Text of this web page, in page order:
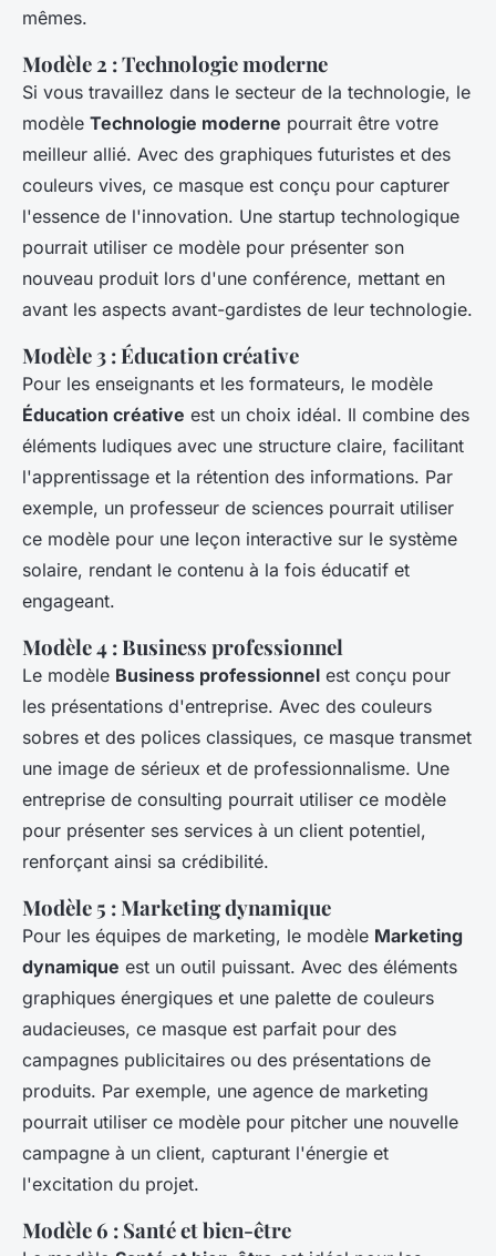
mêmes.
Modèle 2 : Technologie moderne
Si vous travaillez dans le secteur de la technologie, le
modèle Technologie moderne pourrait être votre
meilleur allié. Avec des graphiques futuristes et des
couleurs vives, ce masque est conçu pour capturer
l'essence de l'innovation. Une startup technologique
pourrait utiliser ce modèle pour présenter son
nouveau produit lors d'une conférence, mettant en
avant les aspects avant-gardistes de leur technologie.
Modèle 3 : Éducation créative
Pour les enseignants et les formateurs, le modèle
Éducation créative est un choix idéal. Il combine des
éléments ludiques avec une structure claire, facilitant
l'apprentissage et la rétention des informations. Par
exemple, un professeur de sciences pourrait utiliser
ce modèle pour une leçon interactive sur le système
solaire, rendant le contenu à la fois éducatif et
engageant.
Modèle 4 : Business professionnel
Le modèle Business professionnel est conçu pour
les présentations d'entreprise. Avec des couleurs
sobres et des polices classiques, ce masque transmet
une image de sérieux et de professionnalisme. Une
entreprise de consulting pourrait utiliser ce modèle
pour présenter ses services à un client potentiel,
renforçant ainsi sa crédibilité.
Modèle 5 : Marketing dynamique
Pour les équipes de marketing, le modèle Marketing
dynamique est un outil puissant. Avec des éléments
graphiques énergiques et une palette de couleurs
audacieuses, ce masque est parfait pour des
campagnes publicitaires ou des présentations de
produits. Par exemple, une agence de marketing
pourrait utiliser ce modèle pour pitcher une nouvelle
campagne à un client, capturant l'énergie et
l'excitation du projet.
Modèle 6 : Santé et bien-être